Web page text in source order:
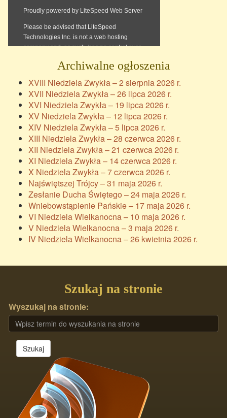
Archiwalne ogłoszenia
XVIII Niedziela Zwykła – 2 sierpnia 2026 r.
XVII Niedziela Zwykła – 26 lipca 2026 r.
XVI Niedziela Zwykła – 19 lipca 2026 r.
XV Niedziela Zwykła – 12 lipca 2026 r.
XIV Niedziela Zwykła – 5 lipca 2026 r.
XIII Niedziela Zwykła – 28 czerwca 2026 r.
XII Niedziela Zwykła – 21 czerwca 2026 r.
XI Niedziela Zwykła – 14 czerwca 2026 r.
X Niedziela Zwykła – 7 czerwca 2026 r.
Najświętszej Trójcy – 31 maja 2026 r.
Zesłanie Ducha Świętego – 24 maja 2026 r.
Wniebowstąpienie Pańskie – 17 maja 2026 r.
VI Niedziela Wielkanocna – 10 maja 2026 r.
V Niedziela Wielkanocna – 3 maja 2026 r.
IV Niedziela Wielkanocna – 26 kwietnia 2026 r.
Szukaj na stronie
Wyszukaj na stronie:
Szukaj